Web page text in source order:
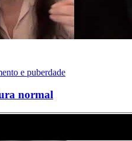
e puberdade
normal